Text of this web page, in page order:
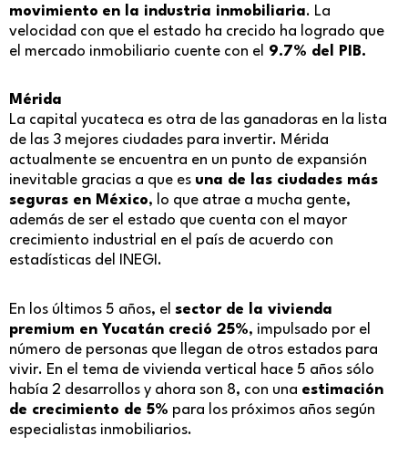
movimiento en la industria inmobiliaria. La
velocidad con que el estado ha crecido ha logrado que
el mercado inmobiliario cuente con el 9.7% del PIB.
Mérida
La capital yucateca es otra de las ganadoras en la lista
de las 3 mejores ciudades para invertir. Mérida
actualmente se encuentra en un punto de expansión
inevitable gracias a que es una de las ciudades más
seguras en México, lo que atrae a mucha gente,
además de ser el estado que cuenta con el mayor
crecimiento industrial en el país de acuerdo con
estadísticas del INEGI.
En los últimos 5 años, el sector de la vivienda
premium en Yucatán creció 25%, impulsado por el
número de personas que llegan de otros estados para
vivir. En el tema de vivienda vertical hace 5 años sólo
había 2 desarrollos y ahora son 8, con una estimación
de crecimiento de 5% para los próximos años según
especialistas inmobiliarios.